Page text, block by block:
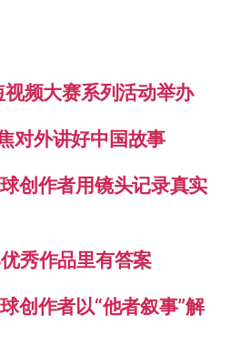
频大赛系列活动举办
对外讲好中国故事
创作者用镜头记录真实
秀作品里有答案
创作者以“他者叙事”解